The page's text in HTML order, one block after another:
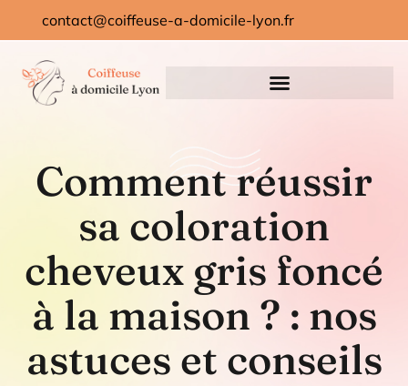
contact@coiffeuse-a-domicile-lyon.fr
Comment réussir
sa coloration
cheveux gris foncé
à la maison ? : nos
astuces et conseils